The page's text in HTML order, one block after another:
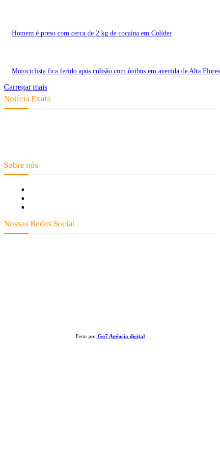
Homem é preso com cerca de 2 kg de cocaína em Colíder
Motociclista fica ferido após colisão com ônibus em avenida de Alta
Carregar mais
Notícia Exata
Sobre nós
Nossas Redes Social
Feito porGo7 Agência digital